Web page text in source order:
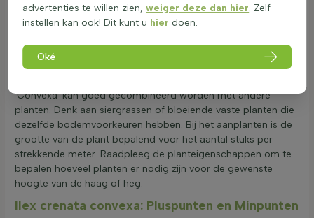
Hoewel de plant giftig is, is hij bij normaal gebruik in de tuin
ongevaarlijk voor mens en dier. Het is echter verstandig om
van Ilex crenata 'Convexa' ligt in zijn compacte groei en het
feit dat hij het hele jaar door groen blijft. Dit maakt hem ideaal
'Convexa' kan goed gecombineerd worden met andere
planten. Denk aan siergrassen of bloeiende vaste planten die
dezelfde bodemvoorkeuren hebben. Bij het aanplanten is de
grootte van de plant bepalend voor het aantal stuks per
strekkende meter. Raadpleeg de planteigenschappen om te
bepalen hoeveel planten er nodig zijn voor de gewenste
hoogte van de haag of heg.
Ilex crenata convexa: Pluspunten en Minpunten
advertenties te willen zien,weiger deze dan hier. Zelf
instellen kan ook! Dit kunt u hier doen.
Oké